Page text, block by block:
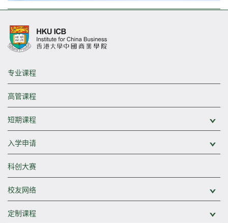
专业课程
高管课程
短期课程
入学申请
科创大赛
校友网络
定制课程